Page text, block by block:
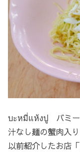
บะหมี่แห้งปู バミー
汁なし麺の蟹肉入り
以前紹介したお店